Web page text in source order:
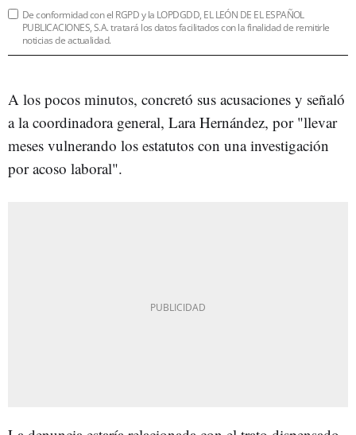
De conformidad con el RGPD y la LOPDGDD, EL LEÓN DE EL ESPAÑOL
PUBLICACIONES, S.A. tratará los datos facilitados con la finalidad de remitirle
noticias de actualidad.
A los pocos minutos, concretó sus acusaciones y señaló
a la coordinadora general, Lara Hernández, por "llevar
meses vulnerando los estatutos con una investigación
por acoso laboral".